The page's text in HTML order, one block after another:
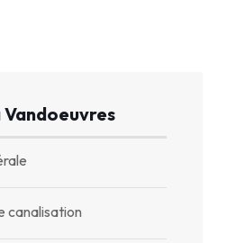
Vandoeuvres
canalisation